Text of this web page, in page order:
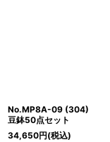
No.MP8A-09 (304)
豆鉢50点セット
34,650円(税込)